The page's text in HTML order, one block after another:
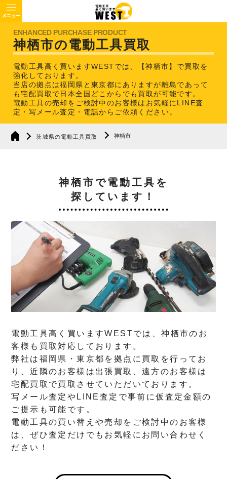
神栖市の電動工具買取
電動工具高く買いますWESTでは、【神栖市】で買取を
強化しております。
当店の拠点は福岡県と東京都にありますが離島であって
も宅配買取で日本全国どこからでも買取が可能です。
電動工具の売却をご検討中のお客様はお気軽にLINE査
定・写メール査定・電話からご依頼ください。
茨城県の電動工具買取 神栖市
神栖市で電動工具を
探しています！
電動工具高く買いますWESTでは、神栖市のお
客様も買取対応しております。
弊社は福岡県・東京都を拠点に買取を行ってお
り、近隣のお客様は出張買取、遠方のお客様は
宅配買取で買取させていただいております。
写メール査定やLINE査定で事前に仮査定金額の
ご提示も可能です。
電動工具の買い替えや売却をご検討中のお客様
は、ぜひ査定だけでもお気軽にお問い合わせく
ださい！